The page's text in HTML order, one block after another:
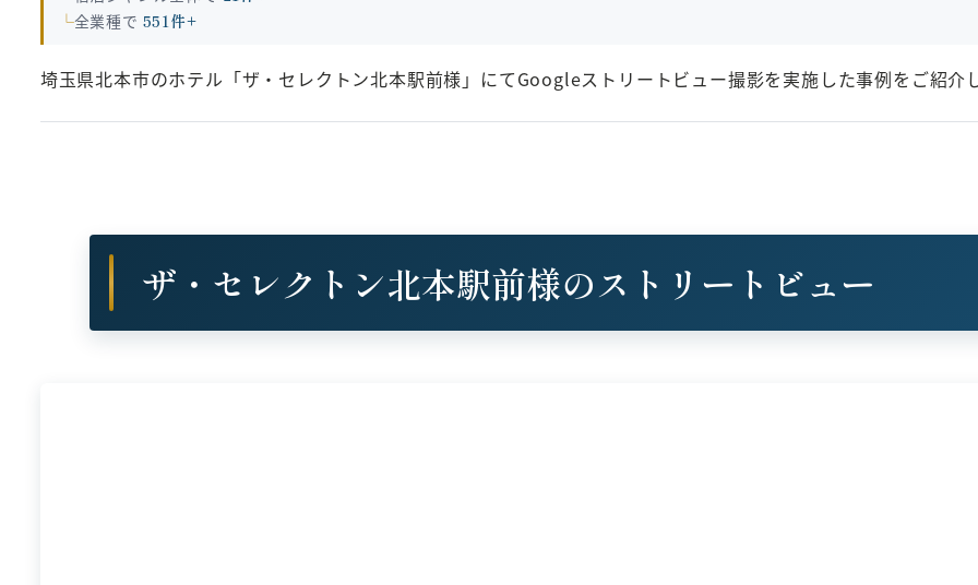
全業種で 551件+
埼玉県北本市のホテル「ザ・セレクトン北本駅前様」にてGoogleストリートビュー撮影を実施した事例をご紹介
ザ・セレクトン北本駅前様のストリートビュー